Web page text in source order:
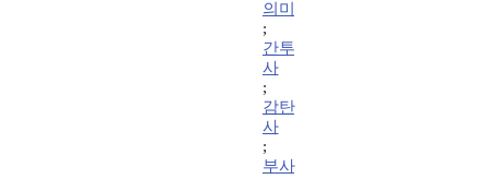
의미
;
간투
사
;
감탄
사
;
부사